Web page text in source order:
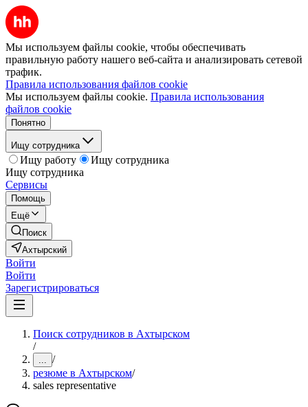
Мы используем файлы cookie, чтобы обеспечивать
правильную работу нашего веб-сайта и анализировать сетевой
трафик.
Правила использования файлов cookie
Мы используем файлы cookie. Правила использования
файлов cookie
Понятно
Ищу сотрудника
Ищу работу
Ищу сотрудника
Ищу сотрудника
Сервисы
Помощь
Ещё
Поиск
Ахтырский
Войти
Войти
Зарегистрироваться
Поиск сотрудников в Ахтырском
/
... /
резюме в Ахтырском/
sales representative